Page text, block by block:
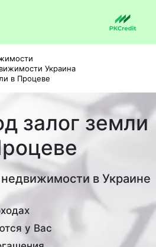
Украина
в Процеве
залог земли
в Украине
у Вас